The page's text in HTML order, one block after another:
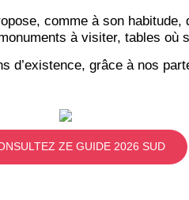
comme à son
à visiter, tables
d’existence, grâce à nos
ZE GUIDE 2026 SUD